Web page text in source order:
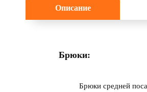
Описание
Брюки:
Брюки средней